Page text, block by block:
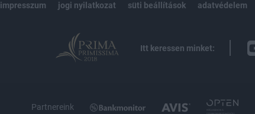
impresszum jogi nyilatkozat süti beállítások adatvédelem
Itt keressen minket:
Partnereink